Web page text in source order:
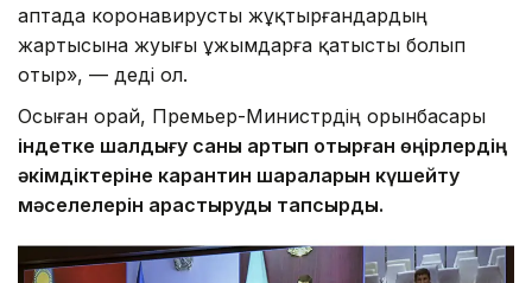
аптада коронавирусты жұқтырғандардың
жартысына жуығы ұжымдарға қатысты болып
отыр», — деді ол.
Осыған орай, Премьер-Министрдің орынбасары
індетке шалдығу саны артып отырған өңірлердің
әкімдіктеріне карантин шараларын күшейту
мәселелерін қарастыруды тапсырды.